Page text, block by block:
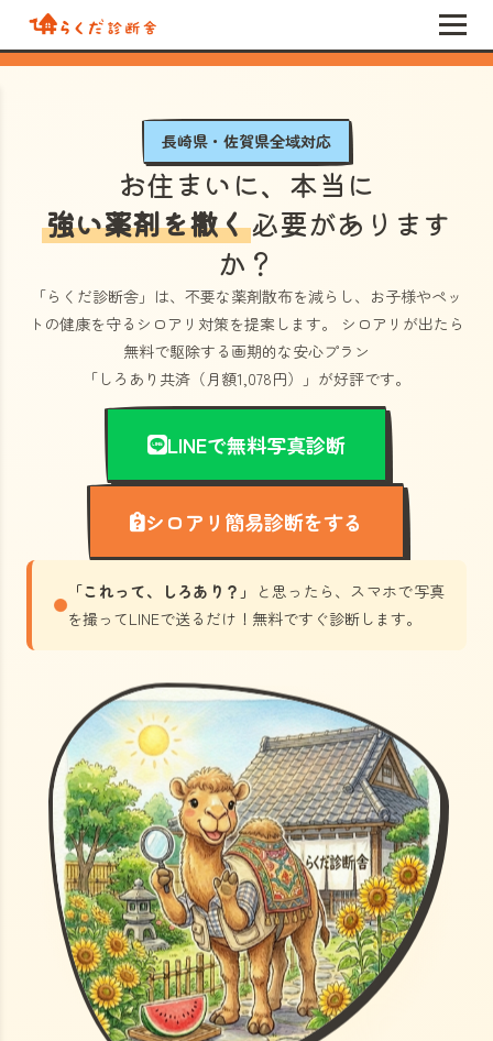
長崎県・佐賀県全域対応
お住まいに、本当に
強い薬剤を撒く必要があります
か？
「らくだ診断舎」 は、不要な薬剤散布を減らし、お子様やペッ
トの健康を守るシロアリ対策を提案します。 シロアリが出たら
無料で駆除する画期的な安心プラン
「しろあり共済（月額1,078円）」 が好評です。
LINEで無料写真診断
シロアリ簡易診断をする
「これって、しろあり？」
と思ったら、スマホで写真
を撮ってLINEで送るだけ！無料ですぐ診断します。